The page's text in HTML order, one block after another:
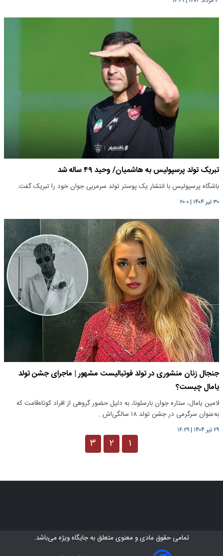
تبریک تولد پرسپولیس به هاشمیان/ وحید ۴۹ ساله شد
باشگاه پرسپولیس با انتشار یک پوستر تولد سرمربی جوان خود را تبریک گفت.
۳۰ تیر ۱۴۰۴ |۲۰:۰
جنجال زنان منشوری در تولد فوتبالیست مشهور | ماجرای جشن تولد
یامال چیست؟
لامین یامال، ستاره جوان بارسلونا، به دلیل حضور گروهی از افراد کوتاه‌قامت که
به‌عنوان سرگرمی در جشن تولد ۱۸ سالگی‌اش…
۲۹ تیر ۱۴۰۴ |۱۶:۲۹
۱ ۲ ۳
تمامی حقوق مادی و معنوی متعلق بهجایگاه ویژهمی‌باشد.